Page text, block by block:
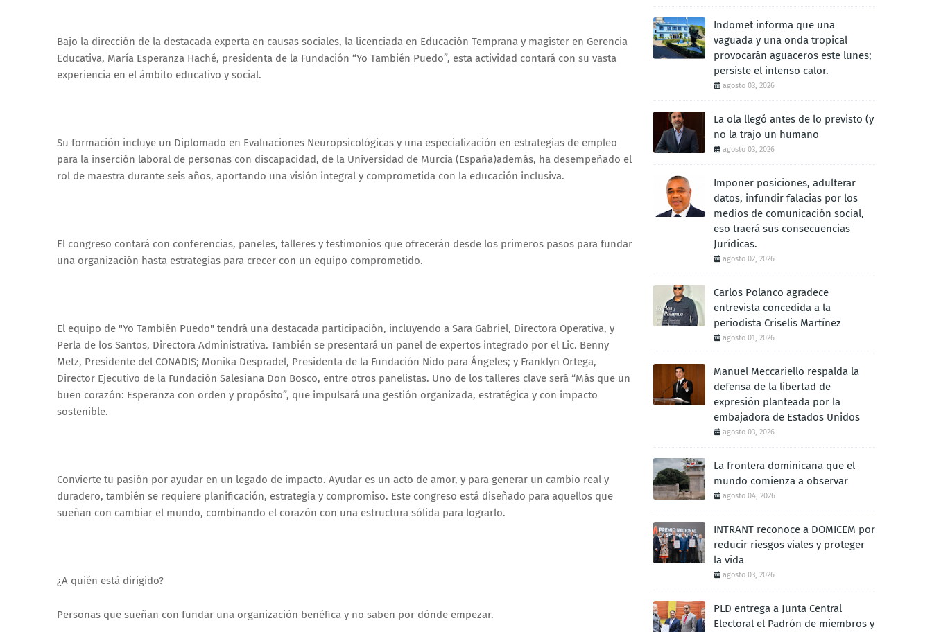
Bajo la dirección de la destacada experta en causas sociales, la licenciada en Educación Temprana y magíster en Gerencia
Educativa, María Esperanza Haché, presidenta de la Fundación “Yo También Puedo”, esta actividad contará con su vasta
experiencia en el ámbito educativo y social.
Su formación incluye un Diplomado en Evaluaciones Neuropsicológicas y una especialización en estrategias de empleo
para la inserción laboral de personas con discapacidad, de la Universidad de Murcia (España)además, ha desempeñado el
rol de maestra durante seis años, aportando una visión integral y comprometida con la educación inclusiva.
El congreso contará con conferencias, paneles, talleres y testimonios que ofrecerán desde los primeros pasos para fundar
una organización hasta estrategias para crecer con un equipo comprometido.
El equipo de "Yo También Puedo" tendrá una destacada participación, incluyendo a Sara Gabriel, Directora Operativa, y
Perla de los Santos, Directora Administrativa. También se presentará un panel de expertos integrado por el Lic. Benny
Metz, Presidente del CONADIS; Monika Despradel, Presidenta de la Fundación Nido para Ángeles; y Franklyn Ortega,
Director Ejecutivo de la Fundación Salesiana Don Bosco, entre otros panelistas. Uno de los talleres clave será “Más que un
buen corazón: Esperanza con orden y propósito”, que impulsará una gestión organizada, estratégica y con impacto
sostenible.
Convierte tu pasión por ayudar en un legado de impacto. Ayudar es un acto de amor, y para generar un cambio real y
duradero, también se requiere planificación, estrategia y compromiso. Este congreso está diseñado para aquellos que
sueñan con cambiar el mundo, combinando el corazón con una estructura sólida para lograrlo.
¿A quién está dirigido?
Personas que sueñan con fundar una organización benéfica y no saben por dónde empezar.
Indomet informa que una
vaguada y una onda tropical
provocarán aguaceros este lunes;
persiste el intenso calor.
agosto 03, 2026
La ola llegó antes de lo previsto (y
no la trajo un humano
agosto 03, 2026
Imponer posiciones, adulterar
datos, infundir falacias por los
medios de comunicación social,
eso traerá sus consecuencias
Jurídicas.
agosto 02, 2026
Carlos Polanco agradece
entrevista concedida a la
periodista Criselis Martínez
agosto 01, 2026
Manuel Meccariello respalda la
defensa de la libertad de
expresión planteada por la
embajadora de Estados Unidos
agosto 03, 2026
La frontera dominicana que el
mundo comienza a observar
agosto 04, 2026
INTRANT reconoce a DOMICEM por
reducir riesgos viales y proteger
la vida
agosto 03, 2026
PLD entrega a Junta Central
Electoral el Padrón de miembros y